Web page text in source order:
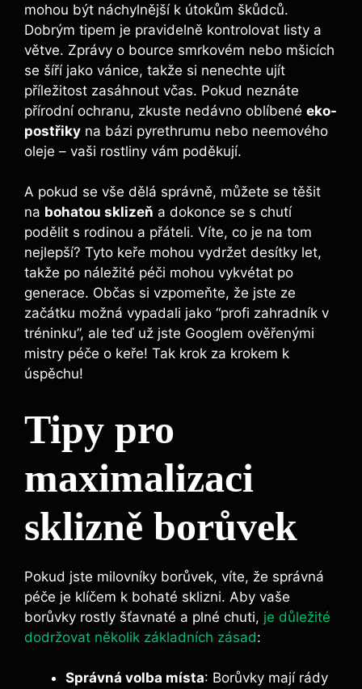
mohou být náchylnější k útokům škůdců.
Dobrým tipem je pravidelně kontrolovat listy a
větve. Zprávy o bource smrkovém nebo mšicích
se šíří jako vánice, takže si nenechte ujít
příležitost zasáhnout včas. Pokud neznáte
přírodní ochranu, zkuste nedávno oblíbené eko-
postřiky na bázi pyrethrumu nebo neemového
oleje – vaši rostliny vám poděkují.
A pokud se vše dělá správně, můžete se těšit
na bohatou sklizeň a dokonce se s chutí
podělit s rodinou a přáteli. Víte, co je na tom
nejlepší? Tyto keře mohou vydržet desítky let,
takže po náležité péči mohou vykvétat po
generace. Občas si vzpomeňte, že jste ze
začátku možná vypadali jako “profi zahradník v
tréninku”, ale teď už jste Googlem ověřenými
mistry péče o keře! Tak krok za krokem k
úspěchu!
Tipy pro
maximalizaci
sklizně borůvek
Pokud jste milovníky borůvek, víte, že správná
péče je klíčem k bohaté sklizni. Aby vaše
borůvky rostly šťavnaté a plné chuti, je důležité
dodržovat několik základních zásad:
Správná volba místa: Borůvky mají rády